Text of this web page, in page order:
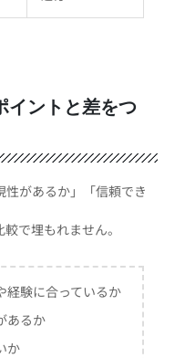
イントと差をつ
があるか」「信頼でき
で埋もれません。
経験に合っているか
あるか
か